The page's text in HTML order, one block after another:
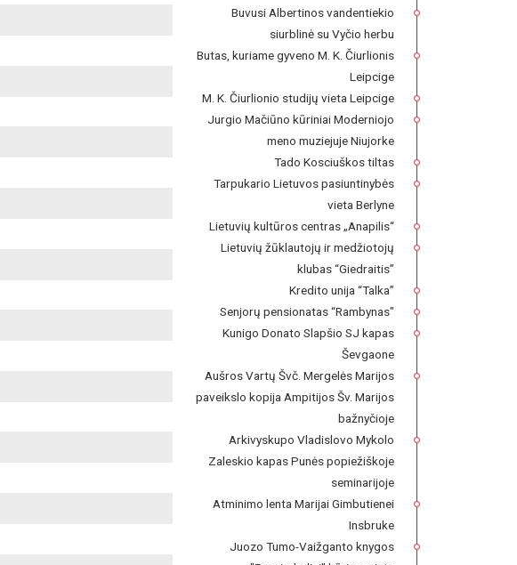
Buvusi Albertinos vandentiekio
siurblinė su Vyčio herbu
Butas, kuriame gyveno M. K. Čiurlionis
Leipcige
M. K. Čiurlionio studijų vieta Leipcige
Jurgio Mačiūno kūriniai Moderniojo
meno muziejuje Niujorke
Tado Kosciuškos tiltas
Tarpukario Lietuvos pasiuntinybės
vieta Berlyne
Lietuvių kultūros centras „Anapilis“
Lietuvių žūklautojų ir medžiotojų
klubas “Giedraitis”
Kredito unija “Talka”
Senjorų pensionatas “Rambynas"
Kunigo Donato Slapšio SJ kapas
Ševgaone
Aušros Vartų Švč. Mergelės Marijos
paveikslo kopija Ampitijos Šv. Marijos
bažnyčioje
Arkivyskupo Vladislovo Mykolo
Zaleskio kapas Punės popiežiškoje
seminarijoje
Atminimo lenta Marijai Gimbutienei
Insbruke
Juozo Tumo-Vaižganto knygos